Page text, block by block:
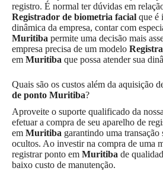
registro. É normal ter dúvidas em
Registrador de biometria facial que é
dinâmica da empresa, contar com
Muritiba permite uma decisão mais
empresa precisa de um modelo
em Muritiba que possa atender sua
Quais são os custos além da aquisição
de ponto Muritiba?
Aproveite o suporte qualificado da
efetuar a compra de seu aparelho de
em Muritiba garantindo uma transação
ocultos. Ao investir na compra de uma
registrar ponto em Muritiba de
baixo custo de manutenção.